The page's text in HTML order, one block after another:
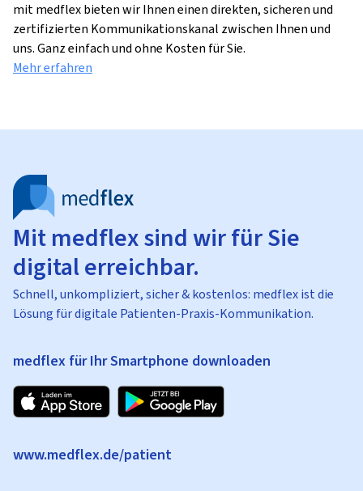
mit medflex bieten wir Ihnen einen direkten, sicheren und
zertifizierten Kommunikationskanal zwischen Ihnen und
uns. Ganz einfach und ohne Kosten für Sie.
Mehr erfahren
Mit medflex sind wir für Sie
digital erreichbar.
Schnell, unkompliziert, sicher & kostenlos: medflex ist die
Lösung für digitale Patienten-Praxis-Kommunikation.
medflex für Ihr Smartphone downloaden
www.medflex.de/patient